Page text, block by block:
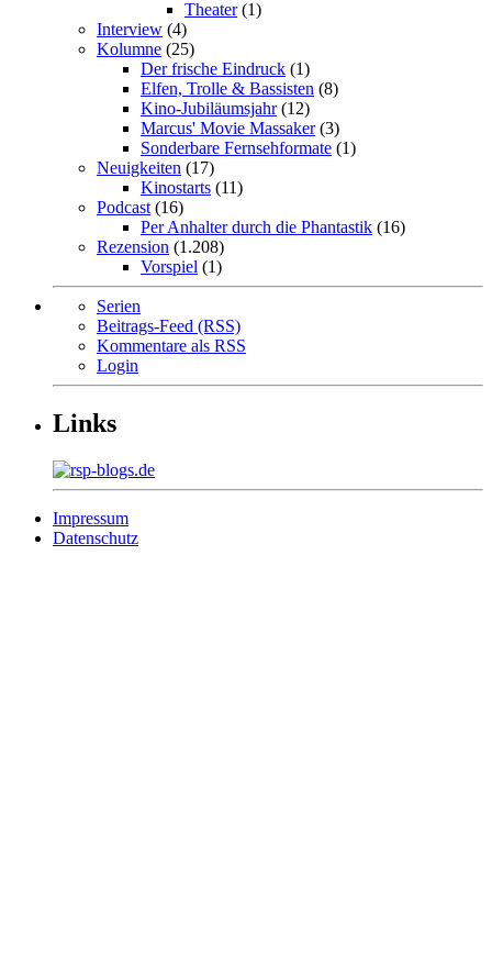
Theater(1)
Interview (4)
Kolumne (25)
Der frische Eindruck (1)
Elfen, Trolle & Bassisten (8)
Kino-Jubiläumsjahr(12)
Marcus' Movie Massaker(3)
Sonderbare Fernsehformate (1)
Neuigkeiten (17)
Kinostarts (11)
Podcast (16)
Per Anhalter durch die Phantastik (16)
Rezension (1.208)
Vorspiel (1)
Serien
Beitrags-Feed (RSS)
Kommentare als RSS
Login
Links
Impressum
Datenschutz